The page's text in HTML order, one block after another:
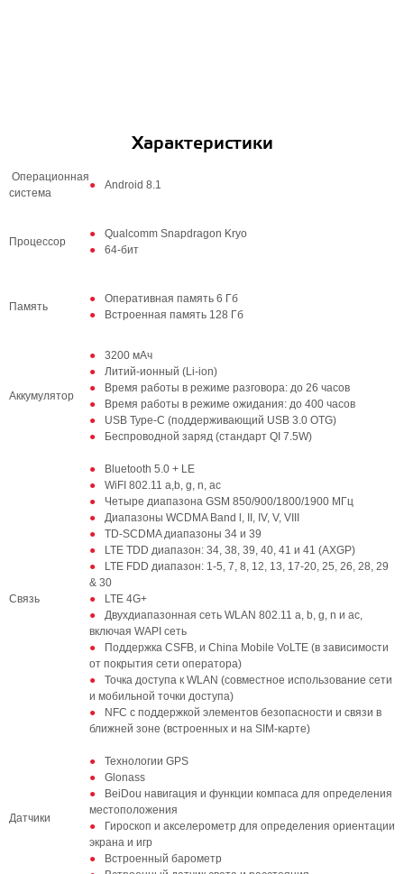
Характеристики
Операционная
система
Android 8.1
Процессор
Qualcomm Snapdragon Kryo
64-бит
Память
Оперативная память 6 Гб
Встроенная память 128 Гб
Аккумулятор
3200 мАч
Литий-ионный (Li-ion)
Время работы в режиме разговора: до 26 часов
Время работы в режиме ожидания: до 400 часов
USB Type-C (поддерживающий USB 3.0 OTG)
Беспроводной заряд (стандарт QI 7.5W)
Связь
Bluetooth 5.0 + LE
WiFI 802.11 a,b, g, n, ac
Четыре диапазона GSM 850/900/1800/1900 МГц
Диапазоны WCDMA Band l, II, IV, V, VIII
TD-SCDMA диапазоны 34 и 39
LTE TDD диапазон: 34, 38, 39, 40, 41 и 41 (AXGP)
LTE FDD диапазон: 1-5, 7, 8, 12, 13, 17-20, 25, 26, 28, 29
& 30
LTE 4G+
Двухдиапазонная сеть WLAN 802.11 a, b, g, n и ac,
включая WAPI сеть
Поддержка CSFB, и China Mobile VoLTE (в зависимости
от покрытия сети оператора)
Точка доступа к WLAN (совместное использование сети
и мобильной точки доступа)
NFC с поддержкой элементов безопасности и связи в
ближней зоне (встроенных и на SIM-карте)
Датчики
Технологии GPS
Glonass
BeiDou навигация и функции компаса для определения
местоположения
Гироскоп и акселерометр для определения ориентации
экрана и игр
Встроенный барометр